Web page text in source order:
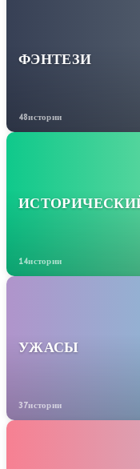
ФЭНТЕЗИ
48истории
14истории
УЖАСЫ
37истории